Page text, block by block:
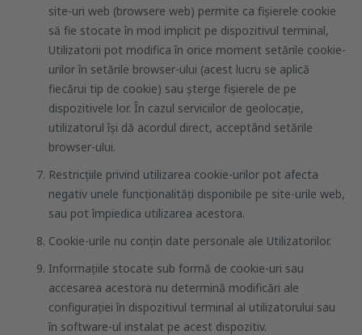
site-uri web (browsere web) permite ca fișierele cookie
să fie stocate în mod implicit pe dispozitivul terminal,
Utilizatorii pot modifica în orice moment setările cookie-
urilor în setările browser-ului (acest lucru se aplică
fiecărui tip de cookie) sau șterge fișierele de pe
dispozitivele lor. În cazul serviciilor de geolocație,
utilizatorul își dă acordul direct, acceptând setările
browser-ului.
Restricțiile privind utilizarea cookie-urilor pot afecta
negativ unele funcționalități disponibile pe site-urile web,
sau pot împiedica utilizarea acestora.
Cookie-urile nu conțin date personale ale Utilizatorilor.
Informațiile stocate sub formă de cookie-uri sau
accesarea acestora nu determină modificări ale
configurației în dispozitivul terminal al utilizatorului sau
în software-ul instalat pe acest dispozitiv.